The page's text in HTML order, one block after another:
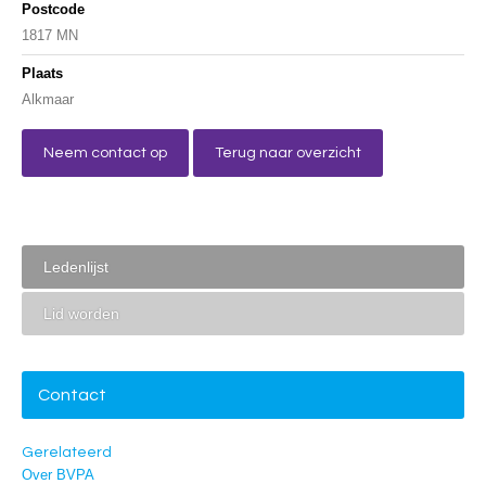
Postcode
1817 MN
Plaats
Alkmaar
Neem contact op Terug naar overzicht
Ledenlijst
Lid worden
Contact
Gerelateerd
Over BVPA